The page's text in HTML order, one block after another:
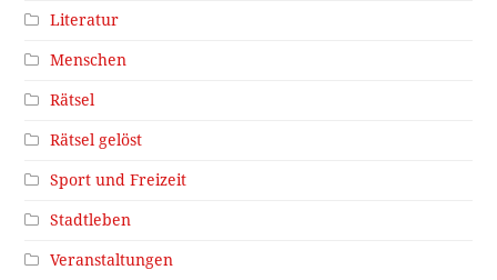
Literatur
Menschen
Rätsel
Rätsel gelöst
Sport und Freizeit
Stadtleben
Veranstaltungen